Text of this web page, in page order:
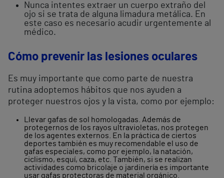
Nunca intentes extraer un cuerpo extraño del
ojo si se trata de alguna limadura metálica. En
este caso es necesario acudir urgentemente al
médico.
Cómo prevenir las lesiones oculares
Es muy importante que como parte de nuestra
rutina adoptemos hábitos que nos ayuden a
proteger nuestros ojos y la vista, como por ejemplo:
Llevar gafas de sol homologadas. Además de
protegernos de los rayos ultravioletas, nos protegen
de los agentes externos. En la práctica de ciertos
deportes también es muy recomendable el uso de
gafas especiales, como por ejemplo, la natación,
ciclismo, esquí, caza, etc. También, si se realizan
actividades como bricolaje o jardinería es importante
usar gafas protectoras de material orgánico.